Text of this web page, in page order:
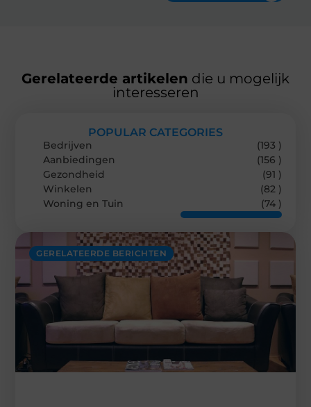
Gerelateerde artikelen die u mogelijk
interesseren
GERELATEERDE BERICHTEN
POPULAR CATEGORIES
Bedrijven
(193 )
Aanbiedingen
(156 )
Gezondheid
(91 )
Winkelen
(82 )
Woning en Tuin
(74 )